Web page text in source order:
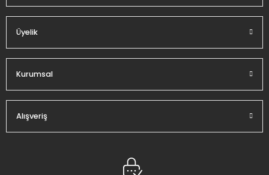
Üyelik
Kurumsal
Alışveriş